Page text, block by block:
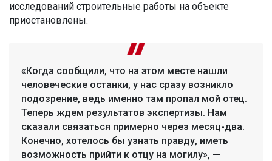
исследований строительные работы на объекте
приостановлены.
«Когда сообщили, что на этом месте нашли
человеческие останки, у нас сразу возникло
подозрение, ведь именно там пропал мой отец.
Теперь ждем результатов экспертизы. Нам
сказали связаться примерно через месяц-два.
Конечно, хотелось бы узнать правду, иметь
возможность прийти к отцу на могилу», —